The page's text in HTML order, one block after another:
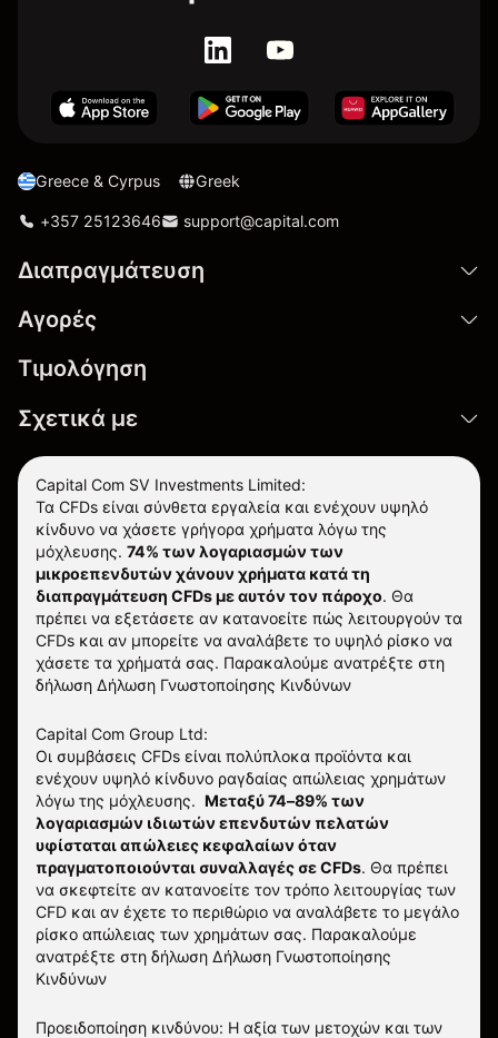
Greece & Cyrpus Greek
+357 25123646 support@capital.com
Διαπραγμάτευση
Αγορές
Τιμολόγηση
Σχετικά με
Capital Com SV Investments Limited:
Τα CFDs είναι σύνθετα εργαλεία και ενέχουν υψηλό
κίνδυνο να χάσετε γρήγορα χρήματα λόγω της
μόχλευσης. 74% των λογαριασμών των
μικροεπενδυτών χάνουν χρήματα κατά τη
διαπραγμάτευση CFDs με αυτόν τον πάροχο. Θα
πρέπει να εξετάσετε αν κατανοείτε πώς λειτουργούν τα
CFDs και αν μπορείτε να αναλάβετε το υψηλό ρίσκο να
χάσετε τα χρήματά σας. Παρακαλούμε ανατρέξτε στη
δήλωση Δήλωση Γνωστοποίησης Κινδύνων
Capital Com Group Ltd:
Οι συμβάσεις CFDs είναι πολύπλοκα προϊόντα και
ενέχουν υψηλό κίνδυνο ραγδαίας απώλειας χρημάτων
λόγω της μόχλευσης. Μεταξύ 74–89% των
λογαριασμών ιδιωτών επενδυτών πελατών
υφίσταται απώλειες κεφαλαίων όταν
πραγματοποιούνται συναλλαγές σε CFDs. Θα πρέπει
να σκεφτείτε αν κατανοείτε τον τρόπο λειτουργίας των
CFD και αν έχετε το περιθώριο να αναλάβετε το μεγάλο
ρίσκο απώλειας των χρημάτων σας. Παρακαλούμε
ανατρέξτε στη δήλωση Δήλωση Γνωστοποίησης
Κινδύνων
Προειδοποίηση κινδύνου: Η αξία των μετοχών και των